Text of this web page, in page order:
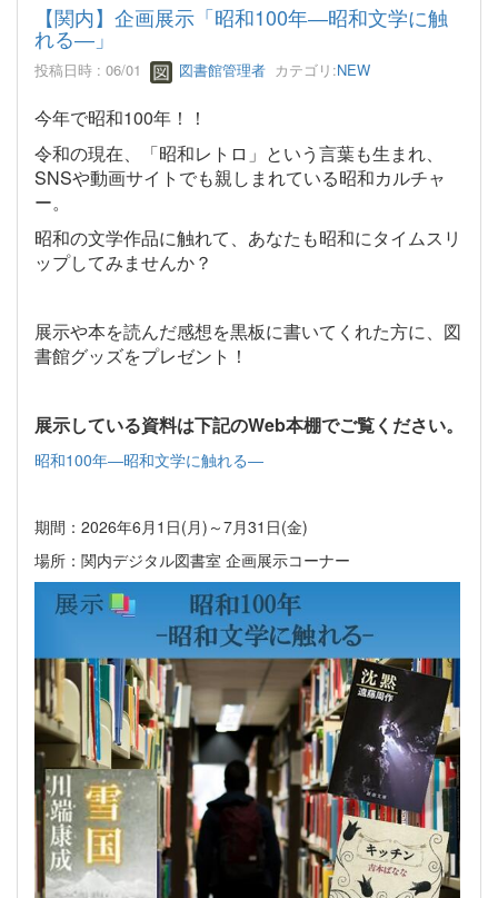
【関内】企画展示「昭和100年―昭和文学に触
れる―」
投稿日時 : 06/01 図書館管理者 カテゴリ:NEW
今年で昭和100年！！
令和の現在、「昭和レトロ」という言葉も生まれ、
SNSや動画サイトでも親しまれている昭和カルチャ
ー。
昭和の文学作品に触れて、あなたも昭和にタイムスリ
ップしてみませんか？
展示や本を読んだ感想を黒板に書いてくれた方に、図
書館グッズをプレゼント！
展示している資料は下記のWeb本棚でご覧ください。
昭和100年―昭和文学に触れる―
期間：2026年6月1日(月)～7月31日(金)
場所：関内デジタル図書室 企画展示コーナー